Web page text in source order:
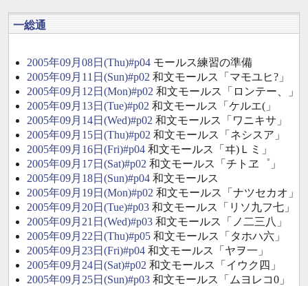
一総通
2005年09月08日(Thu)#p04 モールス練習の準備
2005年09月11日(Sun)#p02 和文モールス「マモユヒ?」
2005年09月12日(Mon)#p02 和文モールス「ロンテー、」
2005年09月13日(Tue)#p02 和文モールス「ケルエ(」
2005年09月14日(Wed)#p02 和文モールス「ワニキサ」
2005年09月15日(Thu)#p02 和文モールス「ネシスア」
2005年09月16日(Fri)#p04 和文モールス「ヰ)Ｌミ」
2005年09月17日(Sat)#p02 和文モールス「チトヱ゜」
2005年09月18日(Sun)#p04 和文モールス
2005年09月19日(Mon)#p02 和文モールス「ナツセカオ」
2005年09月20日(Tue)#p03 和文モールス「リソ九フ七」
2005年09月21日(Wed)#p03 和文モールス「ノ二三八」
2005年09月22日(Thu)#p05 和文モールス「タホハ六」
2005年09月23日(Fri)#p04 和文モールス「ヤヲ一」
2005年09月24日(Sat)#p02 和文モールス「イウク四」
2005年09月25日(Sun)#p03 和文モールス「ムヨレコ0」